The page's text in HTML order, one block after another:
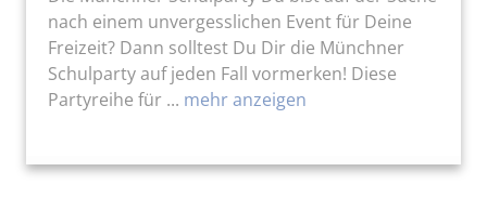
nach einem unvergesslichen Event für Deine
Freizeit? Dann solltest Du Dir die Münchner
Schulparty auf jeden Fall vormerken! Diese
Partyreihe für ... mehr anzeigen